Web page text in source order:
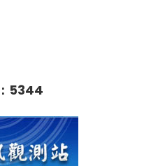
5344